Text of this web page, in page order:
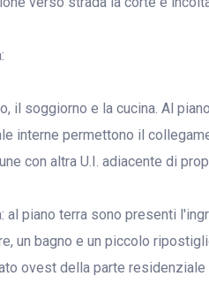
il soggiorno e la cucina. Al
interne permettono il
con altra U.I. adiacente di
piano terra sono presenti
un bagno e un piccolo
ovest della parte residenziale